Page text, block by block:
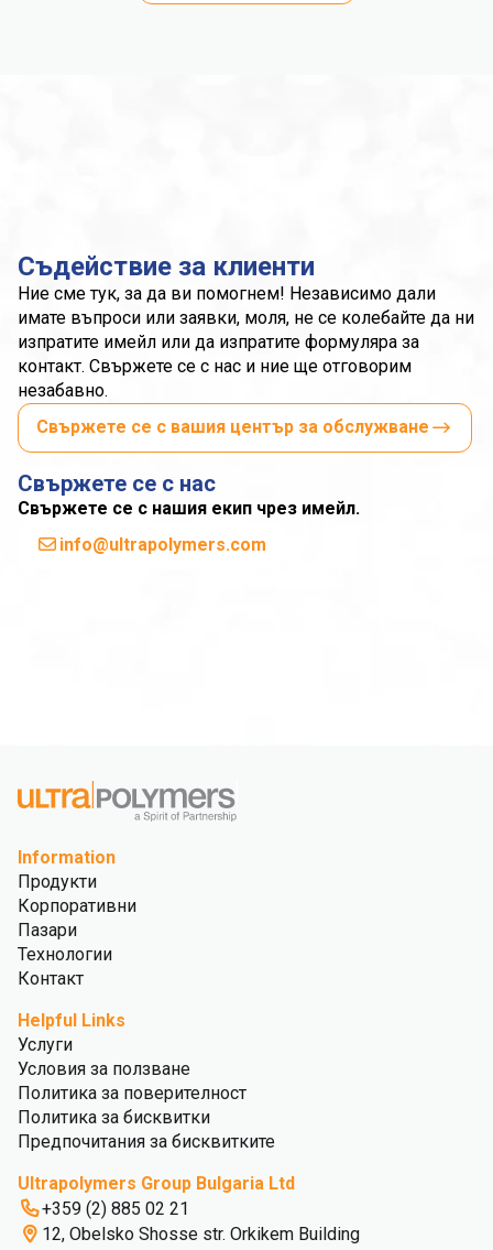
Съдействие за клиенти
Ние сме тук, за да ви помогнем! Независимо дали
имате въпроси или заявки, моля, не се колебайте да ни
изпратите имейл или да изпратите формуляра за
контакт. Свържете се с нас и ние ще отговорим
незабавно.
Свържете се с вашия център за обслужване
Свържете се с нас
Свържете се с нашия екип чрез имейл.
info@ultrapolymers.com
Information
Продукти
Корпоративни
Пазари
Технологии
Контакт
Helpful Links
Услуги
Условия за ползване
Политика за поверителност
Политика за бисквитки
Предпочитания за бисквитките
Ultrapolymers Group Bulgaria Ltd
+359 (2) 885 02 21
12, Obelsko Shosse str. Orkikem Building